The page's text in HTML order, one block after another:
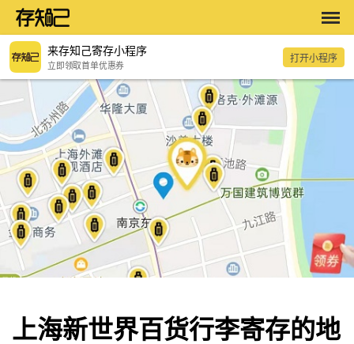
来存知己寄存小程序
立即领取首单优惠券
打开小程序
上海新世界百货行李寄存的地